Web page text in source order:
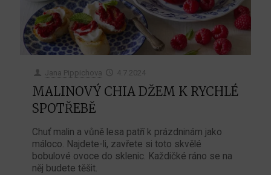
Jana Pippichova 4.7.2024
MALINOVÝ CHIA DŽEM K RYCHLÉ
SPOTŘEBĚ
Chuť malin a vůně lesa patří k prázdninám jako
máloco. Najdete-li, zavřete si toto skvělé
bobulové ovoce do sklenic. Každičké ráno se na
něj budete těšit.